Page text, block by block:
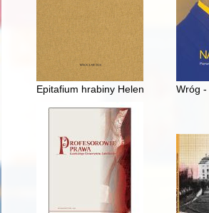
Epitafium hrabiny Helene SophieWróg